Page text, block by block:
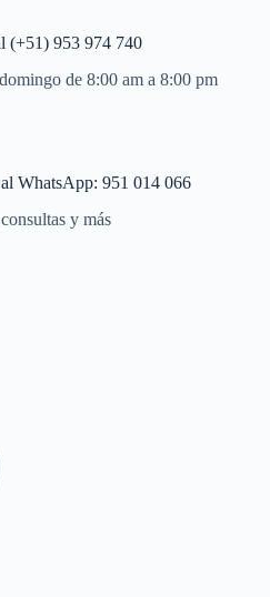
(+51) 953 974 740
de 8:00 am a 8:00 pm
WhatsApp: 951 014 066
y más